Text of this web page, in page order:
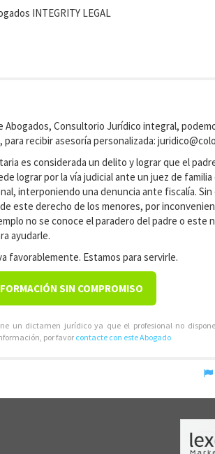
INTEGRITY LEGAL
Abogados, Consultorio Jurídico integral,
recibir asesoría personalizada:
es considerada un delito y lograr que el
lograr por la vía judicial ante un juez de familia
interponiendo una denuncia ante fiscalía. Sin
este derecho de los menores, por
no se conoce el paradero del padre o este
ayudarle.
favorablemente. Estamos para servirle.
SIN COMPROMISO
un dictamen jurídico ya que el profesional no
por favor contacte con este Abogado